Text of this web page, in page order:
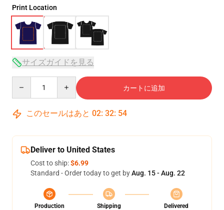
Print Location
サイズガイドを見る
カートに追加
このセールはあと 02: 32: 53
Deliver to United States
Cost to ship:$6.99
Standard - Order today to get byAug. 15 - Aug. 22
Production
Shipping
Delivered